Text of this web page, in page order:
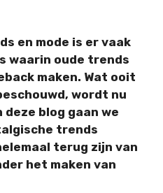
en mode is er vaak
waarin oude trends
maken. Wat ooit
wordt nu
blog gaan we
trends
terug zijn van
het maken van